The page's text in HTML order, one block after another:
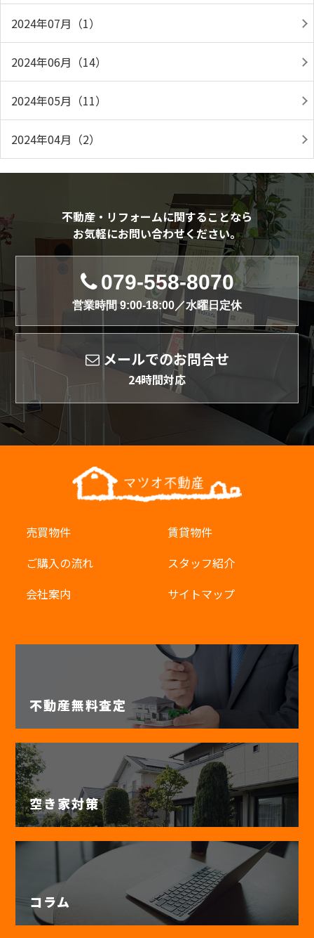
2024年07月（1）
2024年06月（14）
2024年05月（11）
2024年04月（2）
不動産・リフォームに関することなら
お気軽にお問い合わせください。
079-558-8070
営業時間 9:00-18:00／水曜日定休
メールでのお問合せ
24時間対応
売買物件
賃貸物件
ご購入の流れ
スタッフ紹介
会社案内
サイトマップ
不動産無料査定
空き家対策
コラム